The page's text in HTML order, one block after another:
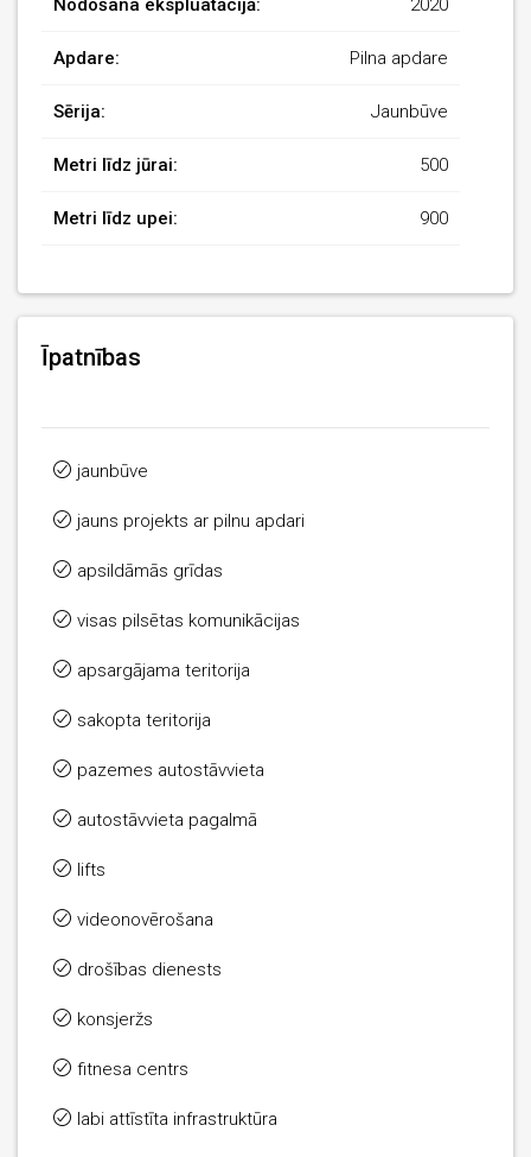
Nodošana ekspluatācijā: 2020
Apdare: Pilna apdare
Sērija: Jaunbūve
Metri līdz jūrai: 500
Metri līdz upei: 900
Īpatnības
jaunbūve
jauns projekts ar pilnu apdari
apsildāmās grīdas
visas pilsētas komunikācijas
apsargājama teritorija
sakopta teritorija
pazemes autostāvvieta
autostāvvieta pagalmā
lifts
videonovērošana
drošības dienests
konsjeržs
fitnesa centrs
labi attīstīta infrastruktūra